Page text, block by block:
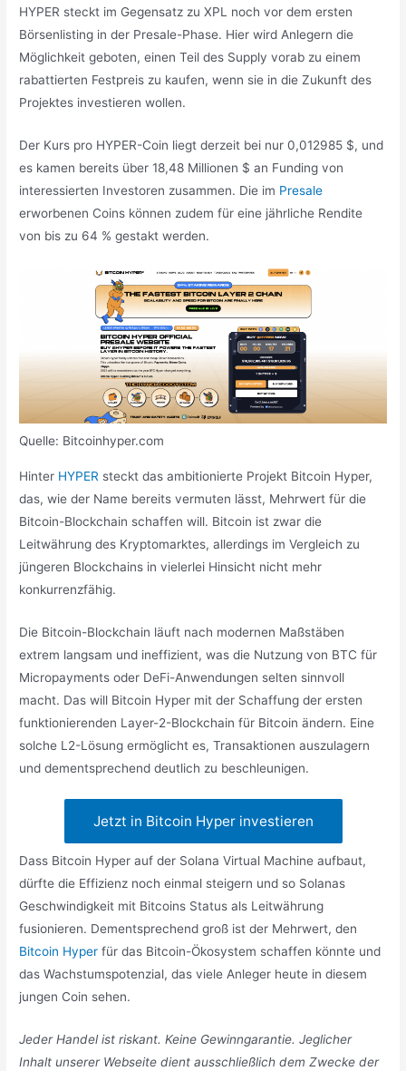
HYPER steckt im Gegensatz zu XPL noch vor dem ersten
Börsenlisting in der Presale-Phase. Hier wird Anlegern die
Möglichkeit geboten, einen Teil des Supply vorab zu einem
rabattierten Festpreis zu kaufen, wenn sie in die Zukunft des
Projektes investieren wollen.
Der Kurs pro HYPER-Coin liegt derzeit bei nur 0,012985 $, und
es kamen bereits über 18,48 Millionen $ an Funding von
interessierten Investoren zusammen. Die im Presale
erworbenen Coins können zudem für eine jährliche Rendite
von bis zu 64 % gestakt werden.
Quelle: Bitcoinhyper.com
Hinter HYPER steckt das ambitionierte Projekt Bitcoin Hyper,
das, wie der Name bereits vermuten lässt, Mehrwert für die
Bitcoin-Blockchain schaffen will. Bitcoin ist zwar die
Leitwährung des Kryptomarktes, allerdings im Vergleich zu
jüngeren Blockchains in vielerlei Hinsicht nicht mehr
konkurrenzfähig.
Die Bitcoin-Blockchain läuft nach modernen Maßstäben
extrem langsam und ineffizient, was die Nutzung von BTC für
Micropayments oder DeFi-Anwendungen selten sinnvoll
macht. Das will Bitcoin Hyper mit der Schaffung der ersten
funktionierenden Layer-2-Blockchain für Bitcoin ändern. Eine
solche L2-Lösung ermöglicht es, Transaktionen auszulagern
und dementsprechend deutlich zu beschleunigen.
Jetzt in Bitcoin Hyper investieren
Dass Bitcoin Hyper auf der Solana Virtual Machine aufbaut,
dürfte die Effizienz noch einmal steigern und so Solanas
Geschwindigkeit mit Bitcoins Status als Leitwährung
fusionieren. Dementsprechend groß ist der Mehrwert, den
Bitcoin Hyper für das Bitcoin-Ökosystem schaffen könnte und
das Wachstumspotenzial, das viele Anleger heute in diesem
jungen Coin sehen.
Jeder Handel ist riskant. Keine Gewinngarantie. Jeglicher
Inhalt unserer Webseite dient ausschließlich dem Zwecke der